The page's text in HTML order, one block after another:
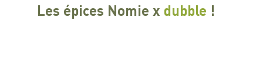
Les épices Nomie x dubble !